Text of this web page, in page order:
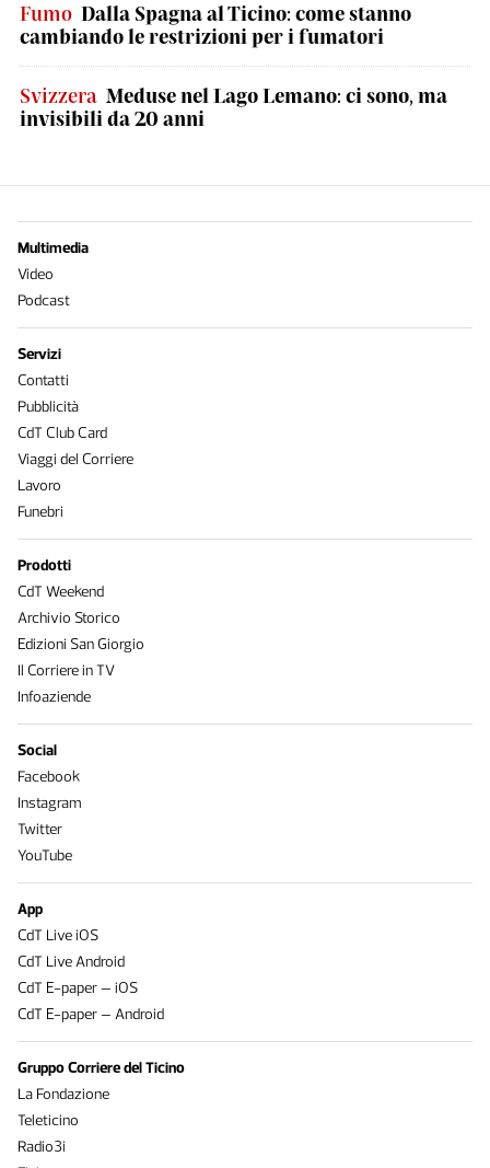
Fumo Dalla Spagna al Ticino: come stanno
cambiando le restrizioni per i fumatori
Svizzera Meduse nel Lago Lemano: ci sono, ma
invisibili da 20 anni
Multimedia
Video
Podcast
Servizi
Contatti
Pubblicità
CdT Club Card
Viaggi del Corriere
Lavoro
Funebri
Prodotti
CdT Weekend
Archivio Storico
Edizioni San Giorgio
Il Corriere in TV
Infoaziende
Social
Facebook
Instagram
Twitter
YouTube
App
CdT Live iOS
CdT Live Android
CdT E-paper – iOS
CdT E-paper – Android
Gruppo Corriere del Ticino
La Fondazione
Teleticino
Radio3i